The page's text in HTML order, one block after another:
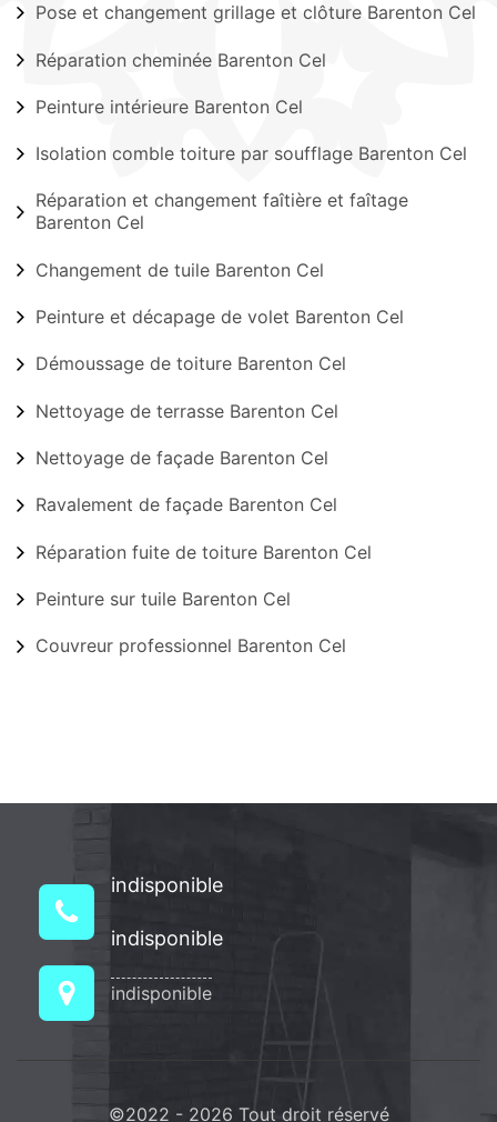
Pose et changement grillage et clôture Barenton Cel
Réparation cheminée Barenton Cel
Peinture intérieure Barenton Cel
Isolation comble toiture par soufflage Barenton Cel
Réparation et changement faîtière et faîtage
Barenton Cel
Changement de tuile Barenton Cel
Peinture et décapage de volet Barenton Cel
Démoussage de toiture Barenton Cel
Nettoyage de terrasse Barenton Cel
Nettoyage de façade Barenton Cel
Ravalement de façade Barenton Cel
Réparation fuite de toiture Barenton Cel
Peinture sur tuile Barenton Cel
Couvreur professionnel Barenton Cel
indisponible
indisponible
indisponible
©2022 - 2026 Tout droit réservé